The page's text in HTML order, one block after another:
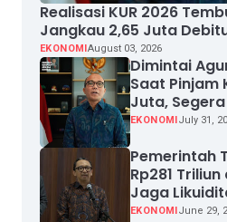
Realisasi KUR 2026
Jangkau 2,65 Juta
EKONOMIAugust 03, 2026
Dimintai
Saat Pinjam
Juta,
EKONOMIJuly 31,
Pemerintah
Rp281
Jaga
EKONOMIJune 29,